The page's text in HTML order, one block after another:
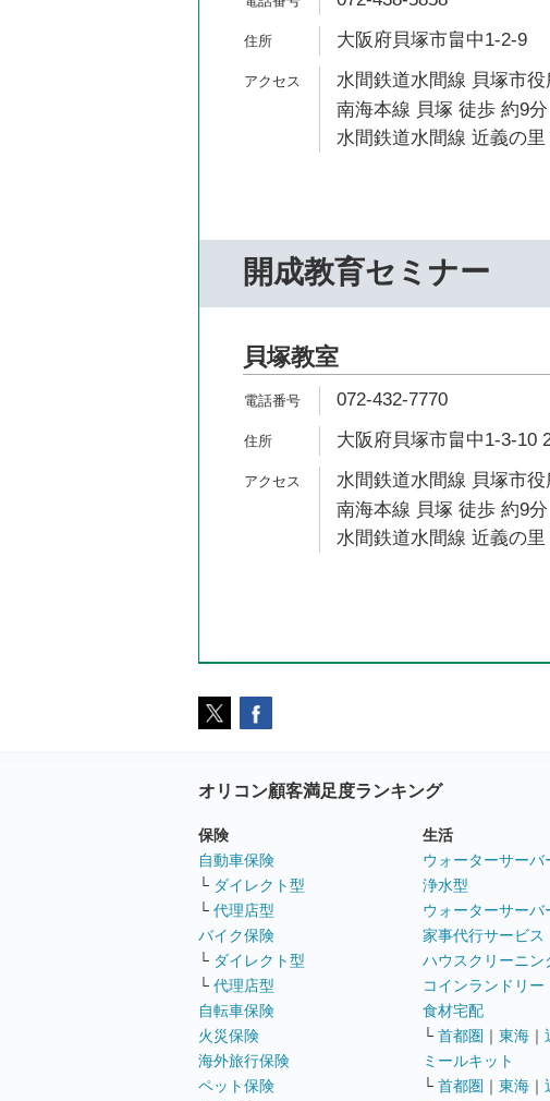
大阪府貝塚市畠中1-2-9
水間鉄道水間線 貝塚市
南海本線 貝塚 徒歩 約9分
水間鉄道水間線 近義の
開成教育セミナー
貝塚教室
072-432-7770
大阪府貝塚市畠中1-3-10
水間鉄道水間線 貝塚市
南海本線 貝塚 徒歩 約9分
水間鉄道水間線 近義の
オリコン顧客満足度ランキング
保険
自動車保険
└ ダイレクト型
└ 代理店型
バイク保険
└ ダイレクト型
└ 代理店型
自転車保険
火災保険
海外旅行保険
ペット保険
生活
ウォーターサーバ
浄水型
ウォーターサーバ
家事代行サービス
ハウスクリーニン
コインランドリー
食材宅配
└ 首都圏 ｜ 東海 ｜
ミールキット
└ 首都圏 ｜ 東海 ｜